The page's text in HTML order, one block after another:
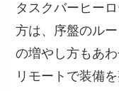
タスクバーヒー
方は、序盤のル
の増やし方もあ
リモートで装備